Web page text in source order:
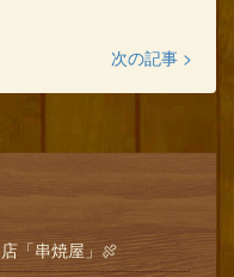
次の記事 >
「串焼屋」🍖